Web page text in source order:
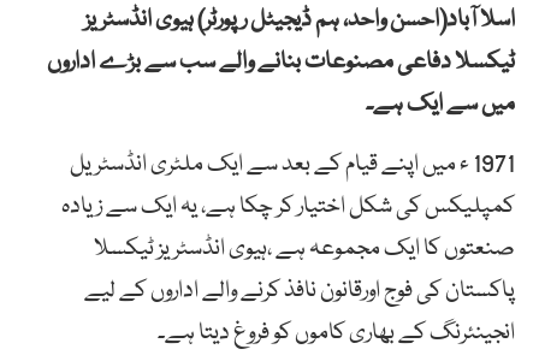
اسلا آباد(احسن واحد، ہم ڈیجیٹل رپورٹر) ہیوی انڈسٹریز
ٹیکسلا دفاعی مصنوعات بنانے والے سب سے بڑے اداروں
میں سے ایک ہے۔
1971 ء میں اپنے قیام کے بعد سے ایک ملٹری انڈسٹریل
کمپلیکس کی شکل اختیار کر چکا ہے، یہ ایک سے زیادہ
صنعتوں کا ایک مجموعہ ہے ،ہیوی انڈسٹریز ٹیکسلا
پاکستان کی فوج اورقانون نافذ کرنے والے اداروں کے لیے
انجینئرنگ کے بھاری کاموں کو فروغ دیتا ہے۔